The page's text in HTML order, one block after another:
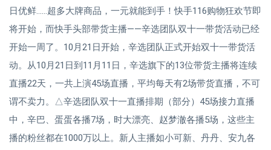
日优鲜......超多大牌商品，一元就能到手！快手116购物狂欢节即
将开始，而快手头部带货主播——辛选团队双十一带货活动已经
开始一周了。10月21日开始，辛选团队正式开始双十一带货活
动。从10月21日到11月11日，辛选旗下的13位带货主播将连续
直播22天，一共上演45场直播，平均每天有2场带货直播，不可
谓不卖力。△辛选团队双十一直播排期（部分）45场接力直播
中，辛巴、蛋蛋各播7场，时大漂亮、赵梦澈各播5场，这些主
播的粉丝都在1000万以上。新人主播如小可新、丹丹、安九各